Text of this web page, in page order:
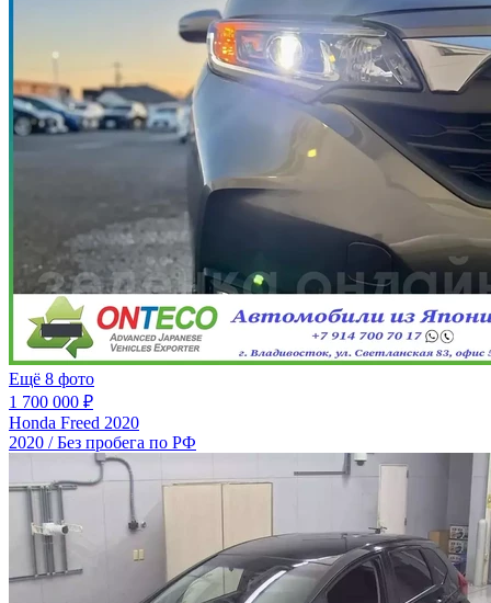
Ещё 8 фото
1 700 000 ₽
Honda Freed 2020
2020 / Без пробега по РФ